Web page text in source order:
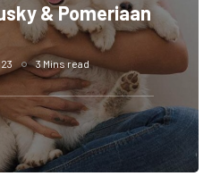
& Pomeriaan
3 Mins read